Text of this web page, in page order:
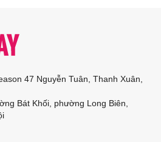
47 Nguyễn Tuân, Thanh Xuân,
Bát Khối, phường Long Biên,